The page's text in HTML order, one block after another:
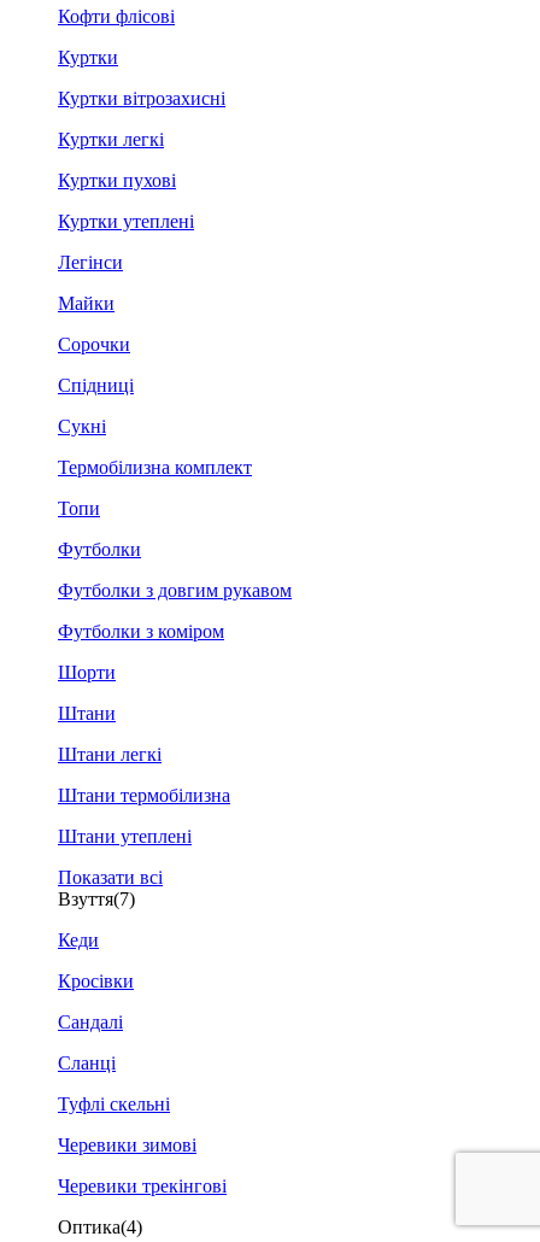
Кофти флісові
Куртки
Куртки вітрозахисні
Куртки легкі
Куртки пухові
Куртки утеплені
Легінси
Майки
Сорочки
Спідниці
Сукні
Термобілизна комплект
Топи
Футболки
Футболки з довгим рукавом
Футболки з коміром
Шорти
Штани
Штани легкі
Штани термобілизна
Штани утеплені
Показати всі
Взуття(7)
Кеди
Кросівки
Сандалі
Сланці
Туфлі скельні
Черевики зимові
Черевики трекінгові
Оптика(4)